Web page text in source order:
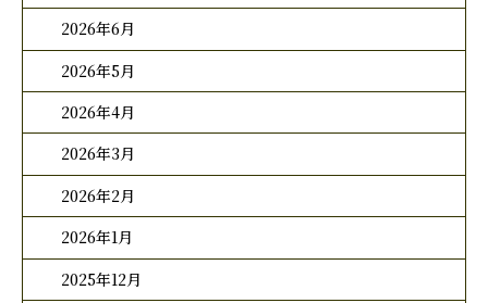
2026年6月
2026年5月
2026年4月
2026年3月
2026年2月
2026年1月
2025年12月